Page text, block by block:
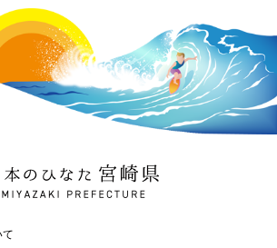
本のひなた 宮崎県
PREFECTURE